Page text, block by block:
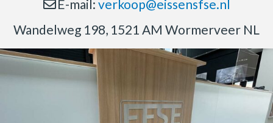
E-mail: verkoop@eissensfse.nl
Wandelweg 198, 1521 AM Wormerveer NL